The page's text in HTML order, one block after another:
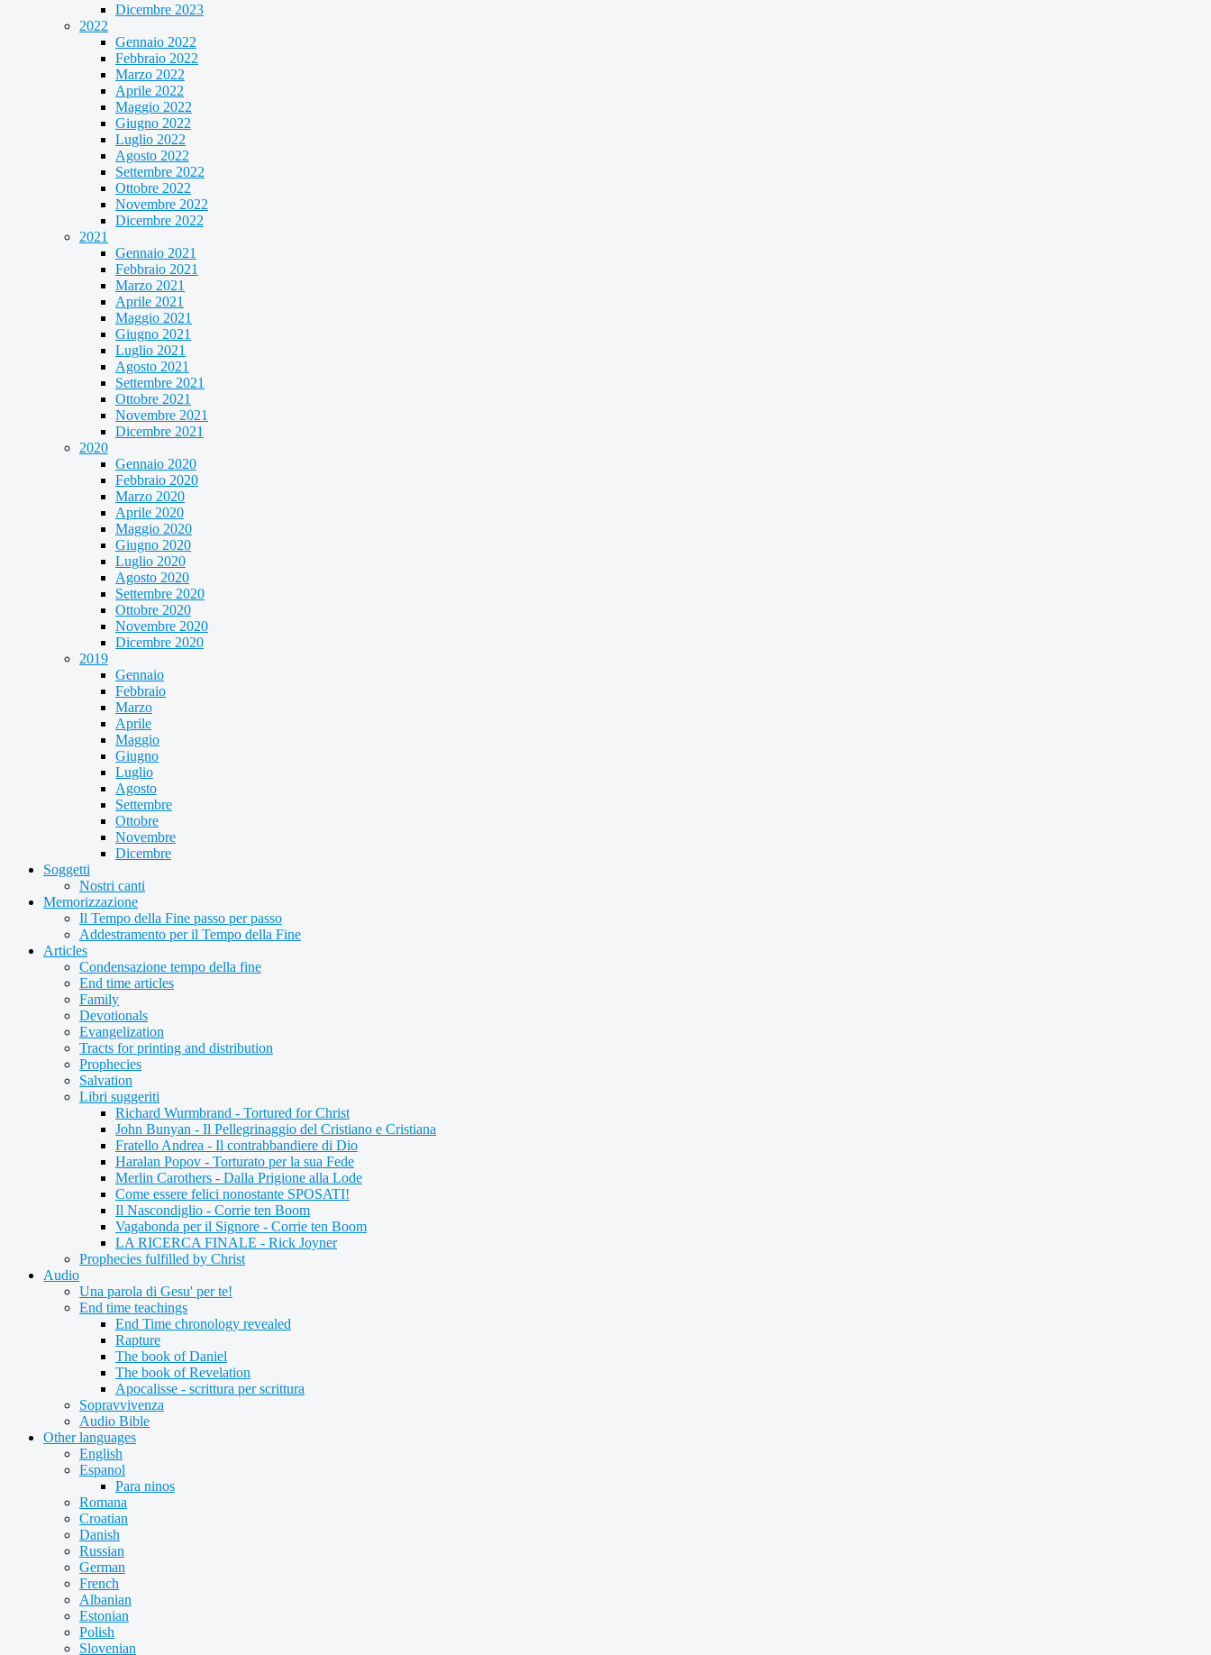
Dicembre 2023
2022
Gennaio 2022
Febbraio 2022
Marzo 2022
Aprile 2022
Maggio 2022
Giugno 2022
Luglio 2022
Agosto 2022
Settembre 2022
Ottobre 2022
Novembre 2022
Dicembre 2022
2021
Gennaio 2021
Febbraio 2021
Marzo 2021
Aprile 2021
Maggio 2021
Giugno 2021
Luglio 2021
Agosto 2021
Settembre 2021
Ottobre 2021
Novembre 2021
Dicembre 2021
2020
Gennaio 2020
Febbraio 2020
Marzo 2020
Aprile 2020
Maggio 2020
Giugno 2020
Luglio 2020
Agosto 2020
Settembre 2020
Ottobre 2020
Novembre 2020
Dicembre 2020
2019
Gennaio
Febbraio
Marzo
Aprile
Maggio
Giugno
Luglio
Agosto
Settembre
Ottobre
Novembre
Dicembre
Soggetti
Nostri canti
Memorizzazione
Il Tempo della Fine passo per passo
Addestramento per il Tempo della Fine
Articles
Condensazione tempo della fine
End time articles
Family
Devotionals
Evangelization
Tracts for printing and distribution
Prophecies
Salvation
Libri suggeriti
Richard Wurmbrand - Tortured for Christ
John Bunyan - Il Pellegrinaggio del Cristiano e Cristiana
Fratello Andrea - Il contrabbandiere di Dio
Haralan Popov - Torturato per la sua Fede
Merlin Carothers - Dalla Prigione alla Lode
Come essere felici nonostante SPOSATI!
Il Nascondiglio - Corrie ten Boom
Vagabonda per il Signore - Corrie ten Boom
LA RICERCA FINALE - Rick Joyner
Prophecies fulfilled by Christ
Audio
Una parola di Gesu' per te!
End time teachings
End Time chronology revealed
Rapture
The book of Daniel
The book of Revelation
Apocalisse - scrittura per scrittura
Sopravvivenza
Audio Bible
Other languages
English
Espanol
Para ninos
Romana
Croatian
Danish
Russian
German
French
Albanian
Estonian
Polish
Slovenian